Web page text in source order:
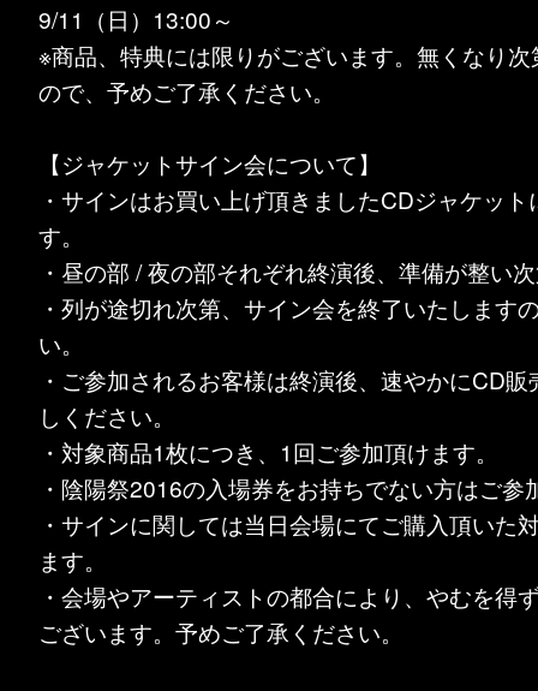
9/11（日）13:00～
※商品、特典には限りがございます。無くなり
ので、予めご了承ください。
【ジャケットサイン会について】
・サインはお買い上げ頂きましたCDジャケッ
す。
・昼の部 / 夜の部それぞれ終演後、準備が整い
・列が途切れ次第、サイン会を終了いたします
い。
・ご参加されるお客様は終演後、速やかにCD
しください。
・対象商品1枚につき、1回ご参加頂けます。
・陰陽祭2016の入場券をお持ちでない方はご参
・サインに関しては当日会場にてご購入頂いた
ます。
・会場やアーティストの都合により、やむを得
ございます。予めご了承ください。